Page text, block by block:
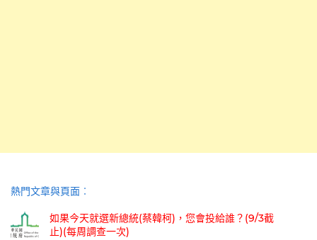
熱門文章與頁面︰
如果今天就選新總統(蔡韓柯)，您會投給誰？(9/3截
止)(每周調查一次)